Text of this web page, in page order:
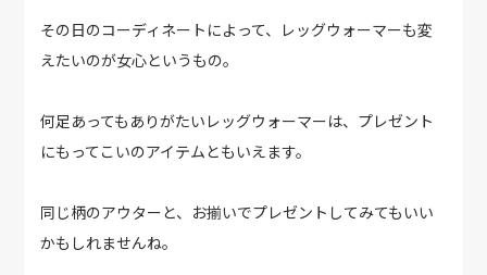
その日のコーディネートによって、レッグウォーマーも変
えたいのが女心というもの。
何足あってもありがたいレッグウォーマーは、プレゼント
にもってこいのアイテムともいえます。
同じ柄のアウターと、お揃いでプレゼントしてみてもいい
かもしれませんね。